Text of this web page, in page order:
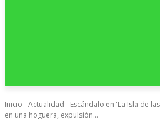
Inicio Actualidad
Escándalo en 'La Isla de
en una hoguera, expulsión...